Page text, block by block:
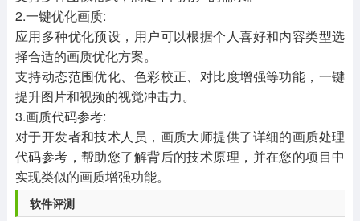
2.一键优化画质:
应用多种优化预设，用户可以根据个人喜好和内容类型选
择合适的画质优化方案。
支持动态范围优化、色彩校正、对比度增强等功能，一键
提升图片和视频的视觉冲击力。
3.画质代码参考:
对于开发者和技术人员，画质大师提供了详细的画质处理
代码参考，帮助您了解背后的技术原理，并在您的项目中
实现类似的画质增强功能。
软件评测